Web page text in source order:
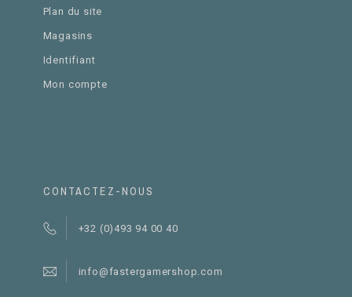
Plan du site
Magasins
Identifiant
Mon compte
CONTACTEZ-NOUS
+32 (0)493 94 00 40
info@fastergamershop.com